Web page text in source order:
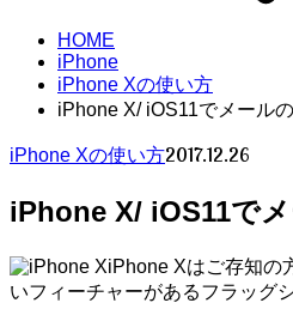
HOME
iPhone
iPhone Xの使い方
iPhone X/ iOS11でメール
iPhone Xの使い方2017.12.26
iPhone X/ iOS11で
iPhone Xはご存知の
いフィーチャーがあるフラッグ